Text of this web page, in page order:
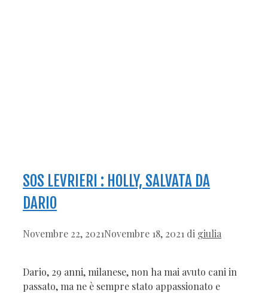
SOS LEVRIERI : HOLLY, SALVATA DA
DARIO
Novembre 22, 2021Novembre 18, 2021 di giulia
Dario, 29 anni, milanese, non ha mai avuto cani in
passato, ma ne è sempre stato appassionato e